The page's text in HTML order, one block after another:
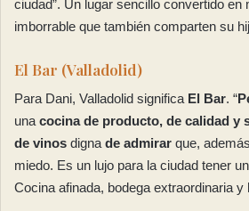
ciudad”. Un lugar sencillo convertido en
imborrable que también comparten su
El Bar (Valladolid)
Para Dani, Valladolid significa El Bar. “
una cocina de producto, de calidad y
de vinos digna de admirar que,
miedo. Es un lujo para la ciudad tener
Cocina afinada, bodega extraordinaria y